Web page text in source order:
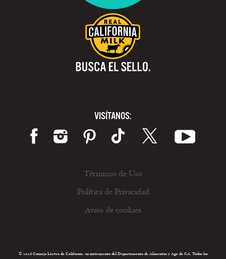
VISÍTANOS:
Términos de Uso
Política de Privacidad
Aviso de cookies
© 2026 Consejo Lácteo de California, un instrumento del Departamento de Alimentos y Agr. de CA. Todos los